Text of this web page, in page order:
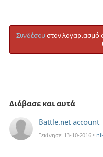
Συνδέσουστον λογαριασμό
Διάβασε και αυτά
Battle.net account
Ξεκίνησε: 13-10-2016 •